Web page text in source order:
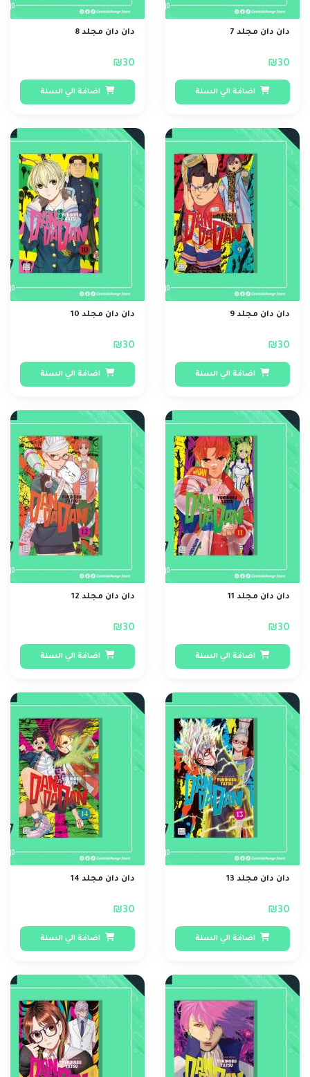
دان دان مجلد 7
₪30
اضافة الي السلة
دان دان مجلد 8
₪30
اضافة الي السلة
دان دان مجلد 9
₪30
اضافة الي السلة
دان دان مجلد 10
₪30
اضافة الي السلة
دان دان مجلد 11
₪30
اضافة الي السلة
دان دان مجلد 12
₪30
اضافة الي السلة
دان دان مجلد 13
₪30
اضافة الي السلة
دان دان مجلد 14
₪30
اضافة الي السلة